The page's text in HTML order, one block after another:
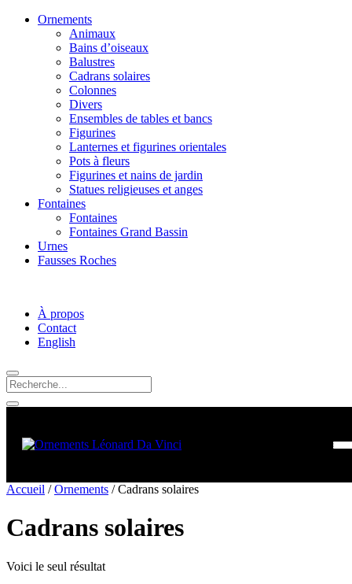
Ornements
Animaux
Bains d’oiseaux
Balustres
Cadrans solaires
Colonnes
Divers
Ensembles de tables et bancs
Figurines
Lanternes et figurines orientales
Pots à fleurs
Figurines et nains de jardin
Statues religieuses et anges
Fontaines
Fontaines
Fontaines Grand Bassin
Urnes
Fausses Roches
À propos
Contact
English
Accueil /Ornements / Cadrans solaires
Cadrans solaires
Voici le seul résultat